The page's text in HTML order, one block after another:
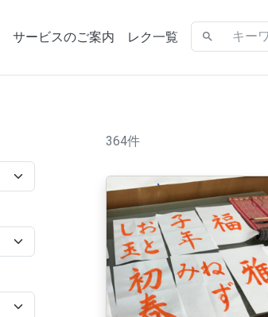
サービスのご案内 レク一覧 search
364件